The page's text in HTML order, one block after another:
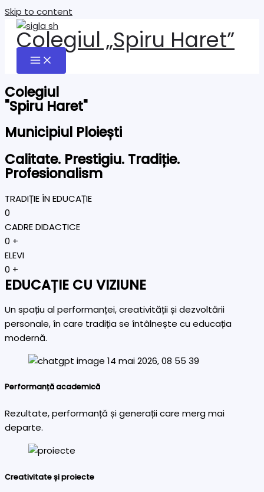
Skip to content
Colegiul „Spiru Haret”
Colegiul
"Spiru Haret"
Municipiul Ploiești
Calitate. Prestigiu. Tradiție.
Profesionalism
TRADIȚIE ÎN EDUCAȚIE
0
CADRE DIDACTICE
0 +
ELEVI
0 +
EDUCAȚIE CU VIZIUNE
Un spațiu al performanței, creativității și dezvoltării
personale, în care tradiția se întâlnește cu educația
modernă.
Performanță academică
Rezultate, performanță și generații care merg mai
departe.
Creativitate și proiecte